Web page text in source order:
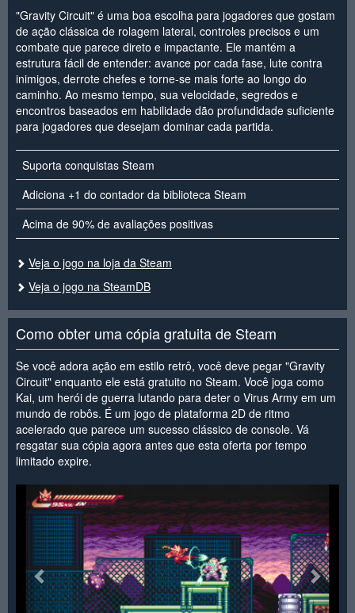
"Gravity Circuit" é uma boa escolha para jogadores que gostam
de ação clássica de rolagem lateral, controles precisos e um
combate que parece direto e impactante. Ele mantém a
estrutura fácil de entender: avance por cada fase, lute contra
inimigos, derrote chefes e torne-se mais forte ao longo do
caminho. Ao mesmo tempo, sua velocidade, segredos e
encontros baseados em habilidade dão profundidade suficiente
para jogadores que desejam dominar cada partida.
Suporta conquistas Steam
Adiciona +1 do contador da biblioteca Steam
Acima de 90% de avaliações positivas
Veja o jogo na loja da Steam
Veja o jogo na SteamDB
Como obter uma cópia gratuita de Steam
Se você adora ação em estilo retrô, você deve pegar "Gravity
Circuit" enquanto ele está gratuito no Steam. Você joga como
Kai, um herói de guerra lutando para deter o Virus Army em um
mundo de robôs. É um jogo de plataforma 2D de ritmo
acelerado que parece um sucesso clássico de console. Vá
resgatar sua cópia agora antes que esta oferta por tempo
limitado expire.
<